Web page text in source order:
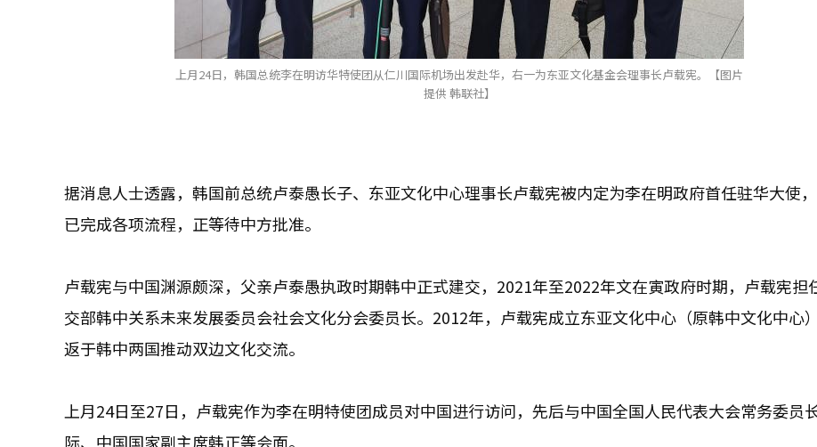
上月24日，韩国总统李在明访华特使团从仁川国际机场出发赴华，右一为东亚文化基金会理事长卢载宪。【图片
提供 韩联社】
据消息人士透露，韩国前总统卢泰愚长子、东亚文化中心理事长卢载宪被内定为李在明政府首任驻华大使
已完成各项流程，正等待中方批准。
卢载宪与中国渊源颇深，父亲卢泰愚执政时期韩中正式建交，2021年至2022年文在寅政府时期，卢载宪担
交部韩中关系未来发展委员会社会文化分会委员长。2012年，卢载宪成立东亚文化中心（原韩中文化中心
返于韩中两国推动双边文化交流。
上月24日至27日，卢载宪作为李在明特使团成员对中国进行访问，先后与中国全国人民代表大会常务委员
际、中国国家副主席韩正等会面。